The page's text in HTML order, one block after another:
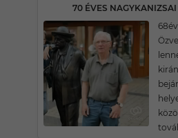
70 ÉVES NAGYKANIZSAI